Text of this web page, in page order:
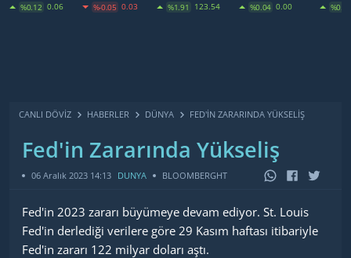
%0.12 0.06 %-0.05 0.03 %1.91 123.54 %0.04 0.00
CANLI DÖVİZ HABERLER DÜNYA FED'IN ZARARINDA YÜKSELIŞ
Fed'in Zararında Yükseliş
06 Aralık 2023 14:13 DUNYA BLOOMBERGHT
Fed'in 2023 zararı büyümeye devam ediyor. St. Louis
Fed'in derlediği verilere göre 29 Kasım haftası itibariyle
Fed'in zararı 122 milyar doları aştı.